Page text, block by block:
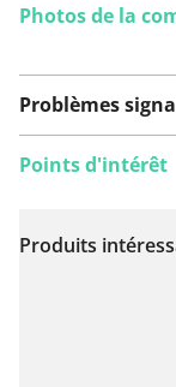
Photos de la
Problèmes
Voir sur
Points d'intérêt
Produits